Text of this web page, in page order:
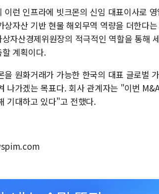
이런 인프라에 빗크몬의 신임 대표이사로
상자산 기반 현물 해외무역 역량을 더한다
자산경제위원장의 적극적인 역할을 통해
계획이다.
을 원화거래가 가능한 한국의 대표 글로벌
나가겠는 목표다. 회사 관계자는 "이번
기대하고 있다"고 전했다.